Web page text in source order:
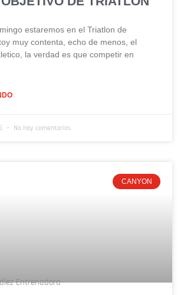
estaremos en el Triatlon de
muy contenta, echo de menos, el
la verdad es que competir en
No hay comentarios
CANYON